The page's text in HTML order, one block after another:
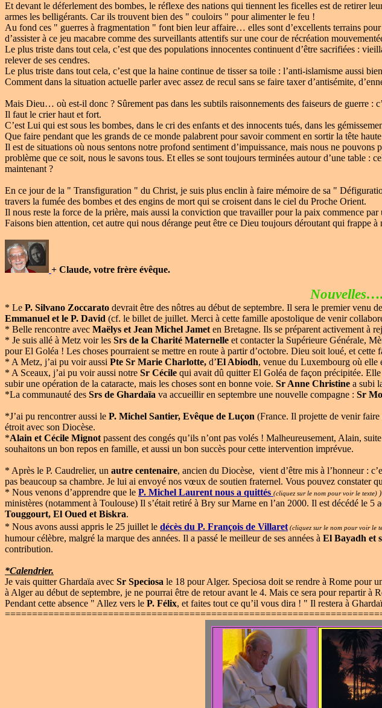
Et devant le déferlement des bombes, le réflexe des nations qui tiennent les ficelles est de retirer
armes les belligérants. Car ils trouvent bien des " couloirs " pour alimenter le feu !
Au fond ces " guerres à fragmentation " font bien leur affaire… elles sont d’excellents terrains
d’assister à ce jeu macabre comme des surveillants attentifs sur une cour de récréation
Le plus triste dans tout cela, c’est que des populations innocentes continuent d’être sacrifiées :
relever de ses cendres.
Le plus triste dans tout cela, c’est que la haine continue de tisser sa toile : l’anti-islamisme aussi
Comment dans la situation actuelle parler avec assez de recul sans se faire taxer d’antisémite,
Mais Dieu… où est-il donc ? Sûrement pas dans les subtils raisonnements des faiseurs de guerre :
Il faut le crier haut et fort.
C’est Lui qui est sous les bombes, dans le cri des enfants et des innocents tués, dans les
Que faire pendant que les grands de ce monde palabrent pour savoir comment en sortir la tête
Il est de situations où nous sentons notre profond sentiment d’impuissance, mais nous ne
problème que ce soit, nous le savons tous. Et elles se sont toujours terminées autour d’une table
maintenant ?
En ce jour de la " Transfiguration " du Christ, je suis plus enclin à faire mémoire de sa "
travers la fumée des bombes et des engins de mort qui se croisent dans le ciel du Proche Orient.
Il nous reste la force de la prière, mais aussi la conviction que travailler pour la paix commence
Faisons bien attention, cet autre qui nous dérange peut être ce Dieu toujours déroutant qui frappe à
+ Claude, votre frère évêque.
* Le P. Silvano Zoccarato devrait être des nôtres au début de septembre. Il sera le premier venu
Emmanuel et le P. David (cf. le billet de juillet. Merci à cette famille apostolique de venir
* Belle rencontre avec Maëlys et Jean Michel Jamet en Bretagne. Ils se préparent activement à
* Je suis allé à Metz voir les Srs de la Charité Maternelle et contacter la Supérieure Générale,
pour El Goléa ! Les choses pourraient se mettre en route à partir d’octobre. Dieu soit loué, et cette
* A Metz, j’ai pu voir aussi Pte Sr Marie Charlotte, d’El Abiodh, venue du Luxembourg où elle
* A Sceaux, j’ai pu voir aussi notre Sr Cécile qui avait dû quitter El Goléa de façon précipitée.
subir une opération de la cataracte, mais les choses sont en bonne voie. Sr Anne Christine a subi
*La communauté des Srs de Ghardaïa va accueillir en septembre une nouvelle compagne : Sr
*J’ai pu rencontrer aussi le P. Michel Santier, Evêque de Luçon (France. Il projette de venir faire
étroit avec son Diocèse.
*Alain et Cécile Mignot passent des congés qu’ils n’ont pas volés ! Malheureusement, Alain,
souhaitons un bon repos en famille, et aussi un bon succès pour cette intervention imprévue.
* Après le P. Caudrelier, un autre centenaire, ancien du Diocèse, vient d’être mis à l’honneur :
pas beaucoup sa chambre. Je lui ai envoyé nos vœux de soutien fraternel. Vous pouvez constater
* Nous venons d’apprendre que le P. Michel Laurent nous a quittés (cliquez sur le nom pour voir le texte) )
ministères (notamment à Toulouse) Il s’était retiré à Bry sur Marne en l’an 2000. Il est décédé le
Touggourt, El Oued et Biskra.
* Nous avons aussi appris le 25 juillet le décès du P. François de Villaret (cliquez sur le nom pour voir le
humour célèbre, malgré la marque des années. Il a passé le meilleur de ses années à El Bayadh et
contribution.
*Calendrier.
Je vais quitter Ghardaïa avec Sr Speciosa le 18 pour Alger. Speciosa doit se rendre à Rome pour
à Alger au début de septembre, je ne pourrai être de retour avant le 4. Mais ce sera pour repartir
Pendant cette absence " Allez vers le P. Félix, et faites tout ce qu’il vous dira ! " Il restera à